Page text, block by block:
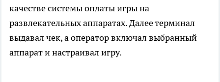
качестве системы оплаты игры на
развлекательных аппаратах. Далее терминал
выдавал чек, а оператор включал выбранный
аппарат и настраивал игру.